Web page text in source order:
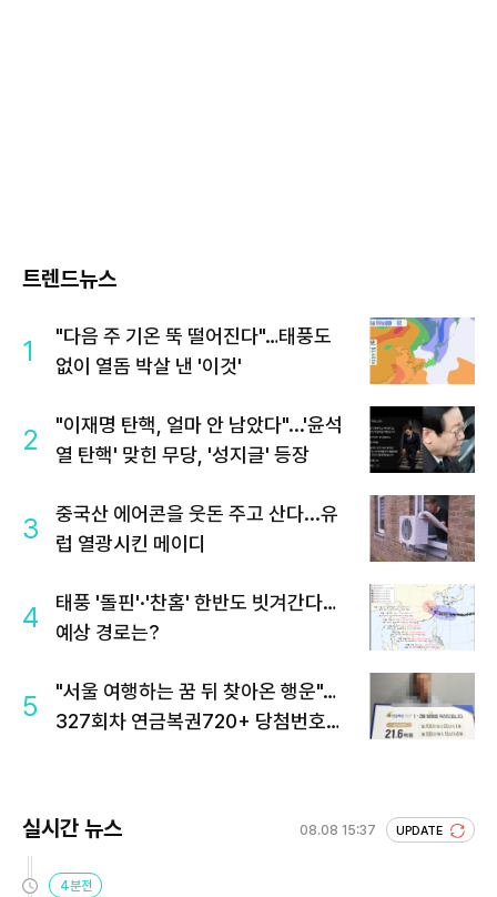
트렌드뉴스
1
"다음 주 기온 뚝 떨어진다"…태풍도
없이 열돔 박살 낸 '이것'
2
"이재명 탄핵, 얼마 안 남았다"...'윤석
열 탄핵' 맞힌 무당, '성지글' 등장
3
중국산 에어콘을 웃돈 주고 산다...유
럽 열광시킨 메이디
4
태풍 '돌핀'·'찬홈' 한반도 빗겨간다…
예상 경로는?
5
"서울 여행하는 꿈 뒤 찾아온 행운"…
327회차 연금복권720+ 당첨번호조
실시간 뉴스 08.08 15:37 UPDATE
4분전